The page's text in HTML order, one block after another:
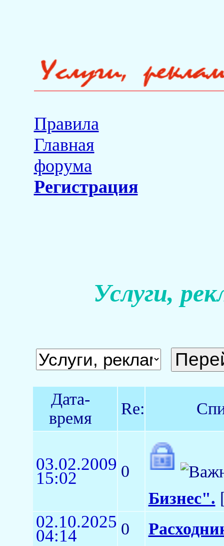
Правила
Главная
форума
Регистрация
Услуги,
Дата-
время
Re:
03.02.2009
15:02
0
Бизнес".
02.10.2025
04:14 0